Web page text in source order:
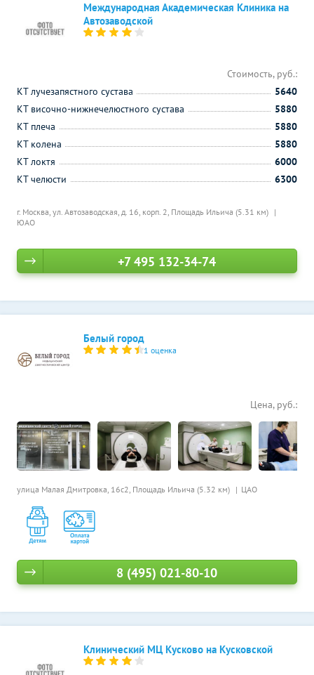
Международная Академическая Клиника на
Автозаводской
г. Москва, ул. Автозаводская, д. 16, корп. 2, Площадь Ильича (5.31 км)
ЮАО
Стоимость, руб.:
КТ лучезапястного сустава
5640
КТ височно-нижнечелюстного сустава
5880
КТ плеча
5880
КТ колена
5880
КТ локтя
6000
КТ челюсти
6300
+7 495 132-34-74
Белый город
1 оценка
улица Малая Дмитровка, 16с2, Площадь Ильича (5.32 км) ЦАО
Цена, руб.:
8 (495) 021-80-10
Клинический МЦ Кусково на Кусковской